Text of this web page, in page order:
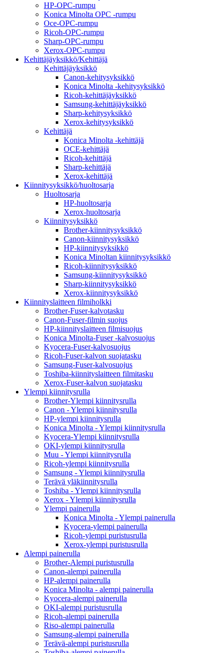
HP-OPC-rumpu
Konica Minolta OPC -rumpu
Oce-OPC-rumpu
Ricoh-OPC-rumpu
Sharp-OPC-rumpu
Xerox-OPC-rumpu
Kehittäjäyksikkö/Kehittäjä
Kehittäjäyksikkö
Canon-kehitysyksikkö
Konica Minolta -kehitysyksikkö
Ricoh-kehittäjäyksikkö
Samsung-kehittäjäyksikkö
Sharp-kehitysyksikkö
Xerox-kehitysyksikkö
Kehittäjä
Konica Minolta -kehittäjä
OCE-kehittäjä
Ricoh-kehittäjä
Sharp-kehittäjä
Xerox-kehittäjä
Kiinnitysyksikkö/huoltosarja
Huoltosarja
HP-huoltosarja
Xerox-huoltosarja
Kiinnitysyksikkö
Brother-kiinnitysyksikkö
Canon-kiinnitysyksikkö
HP-kiinnitysyksikkö
Konica Minoltan kiinnitysyksikkö
Ricoh-kiinnitysyksikkö
Samsung-kiinnitysyksikkö
Sharp-kiinnitysyksikkö
Xerox-kiinnitysyksikkö
Kiinnityslaitteen filmiholkki
Brother-Fuser-kalvotasku
Canon-Fuser-filmin suojus
HP-kiinnityslaitteen filmisuojus
Konica Minolta-Fuser -kalvosuojus
Kyocera-Fuser-kalvosuojus
Ricoh-Fuser-kalvon suojatasku
Samsung-Fuser-kalvosuojus
Toshiba-kiinnityslaitteen filmitasku
Xerox-Fuser-kalvon suojatasku
Ylempi kiinnitysrulla
Brother-Ylempi kiinnitysrulla
Canon - Ylempi kiinnitysrulla
HP-ylempi kiinnitysrulla
Konica Minolta - Ylempi kiinnitysrulla
Kyocera-Ylempi kiinnitysrulla
OKI-ylempi kiinnitysrulla
Muu - Ylempi kiinnitysrulla
Ricoh-ylempi kiinnitysrulla
Samsung - Ylempi kiinnitysrulla
Terävä yläkiinnitysrulla
Toshiba - Ylempi kiinnitysrulla
Xerox - Ylempi kiinnitysrulla
Ylempi painerulla
Konica Minolta - Ylempi painerulla
Kyocera-ylempi painerulla
Ricoh-ylempi puristusrulla
Xerox-ylempi puristusrulla
Alempi painerulla
Brother-Alempi puristusrulla
Canon-alempi painerulla
HP-alempi painerulla
Konica Minolta - alempi painerulla
Kyocera-alempi painerulla
OKI-alempi puristusrulla
Ricoh-alempi painerulla
Riso-alempi painerulla
Samsung-alempi painerulla
Terävä-alempi puristusrulla